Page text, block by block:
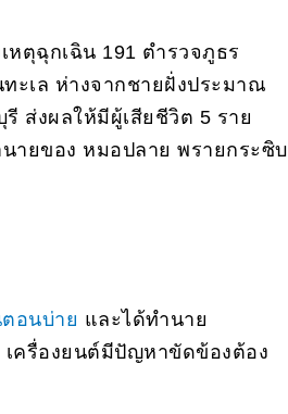
หตุฉุกเฉิน 191 ตำรวจภูธร
ะเล ห่างจากชายฝั่งประมาณ
ส่งผลให้มีผู้เสียชีวิต 5 ราย
ายของ หมอปลาย พรายกระซิบ
อนบ่าย และได้ทำนาย
เครื่องยนต์มีปัญหาขัดข้องต้อง